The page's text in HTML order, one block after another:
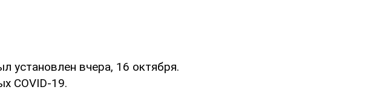
установлен вчера, 16 октября.
COVID-19.